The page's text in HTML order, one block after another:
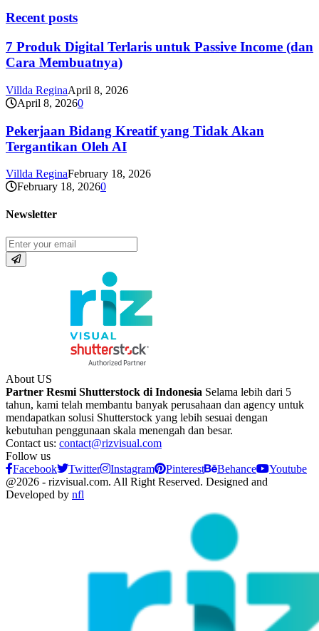
Recent posts
7 Produk Digital Terlaris untuk Passive Income (dan
Cara Membuatnya)
Villda ReginaApril 8, 2026
April 8, 20260
Pekerjaan Bidang Kreatif yang Tidak Akan
Tergantikan Oleh AI
Villda ReginaFebruary 18, 2026
February 18, 20260
Newsletter
About US
Partner Resmi Shutterstock di Indonesia Selama lebih dari 5
tahun, kami telah membantu banyak perusahaan dan agency untuk
mendapatkan solusi Shutterstock yang lebih sesuai dengan
kebutuhan penggunaan skala menengah dan besar.
Contact us: contact@rizvisual.com
Follow us
Facebook
Twitter Instagram Pinterest Behance
Youtube
@2026 - rizvisual.com. All Right Reserved. Designed and
Developed by nfl